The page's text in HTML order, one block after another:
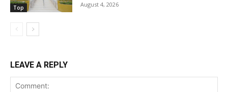
Top August 4, 2026
LEAVE A REPLY